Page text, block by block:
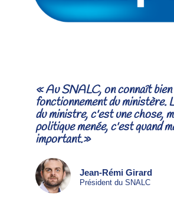
« Au SNALC, on connaît
fonctionnement du ministère.
du ministre, c'est une chose,
politique menée, c'est quand
important.»
Jean-Rémi Girard
Président du SNALC